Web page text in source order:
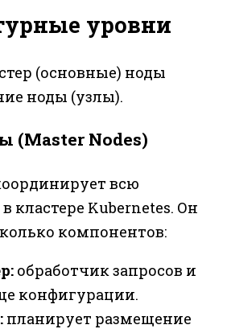
уровни
(основные) ноды
ноды (узлы).
(Master Nodes)
всю
кластере Kubernetes. Он
компонентов:
обработчик запросов и
конфигурации.
планирует размещение